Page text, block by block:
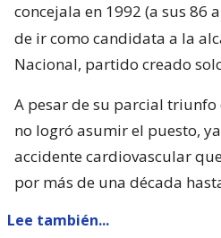
concejala en 1992 (a sus 86
de ir como candidata a la
Nacional, partido creado
A pesar de su parcial triunfo
no logró asumir el puesto,
accidente cardiovascular
por más de una década
Lee también...